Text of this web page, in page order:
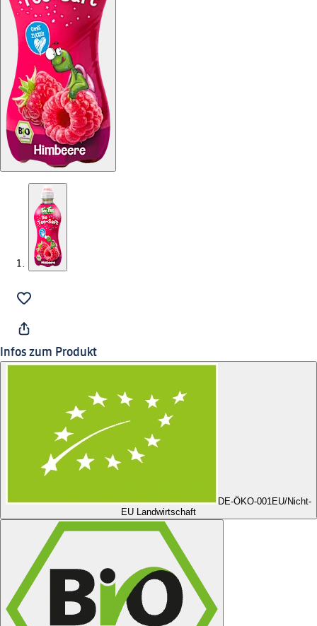
Infos zum Produkt
DE-ÖKO-001 EU/Nicht-
EU Landwirtschaft